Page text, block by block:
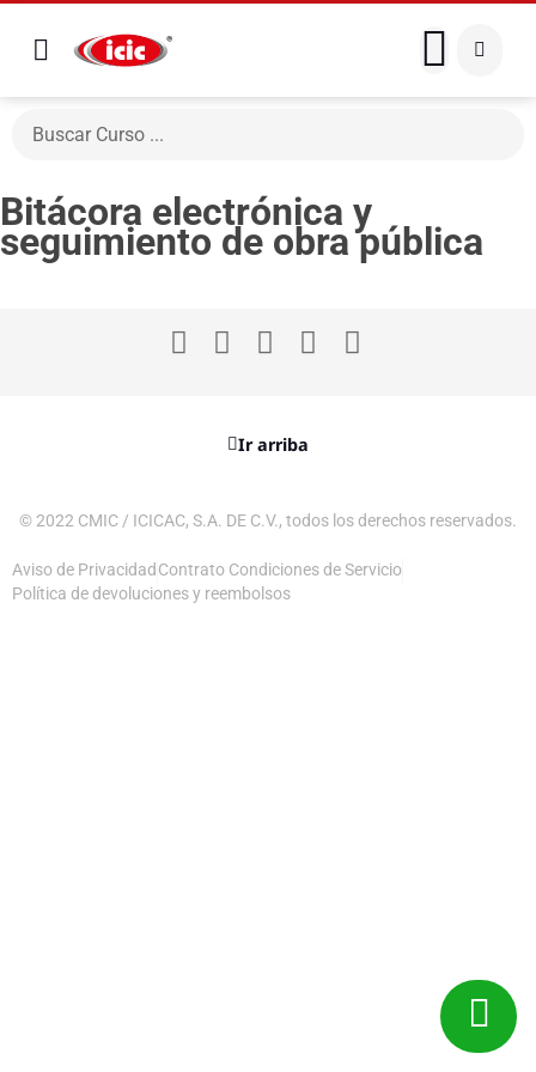
Bitácora electrónica y
seguimiento de obra pública
Ir arriba
© 2022 CMIC / ICICAC, S.A. DE C.V., todos los derechos reservados.
Aviso de Privacidad Contrato Condiciones de Servicio
Política de devoluciones y reembolsos